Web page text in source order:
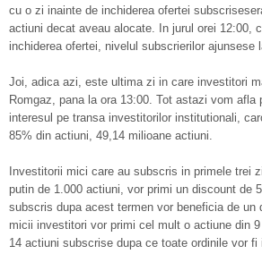
cu o zi inainte de inchiderea ofertei
actiuni decat aveau alocate. In jurul orei 12:00,
inchiderea ofertei, nivelul subscrierilor ajunsese
Joi, adica azi, este ultima zi in care investitori
Romgaz, pana la ora 13:00. Tot astazi vom afla
interesul pe transa investitorilor institutionali,
85% din actiuni, 49,14 milioane actiuni.
Investitorii mici care au subscris in primele trei
putin de 1.000 actiuni, vor primi un discount de
subscris dupa acest termen vor beneficia de un
micii investitori vor primi cel mult o actiune din
14 actiuni subscrise dupa ce toate ordinile vor